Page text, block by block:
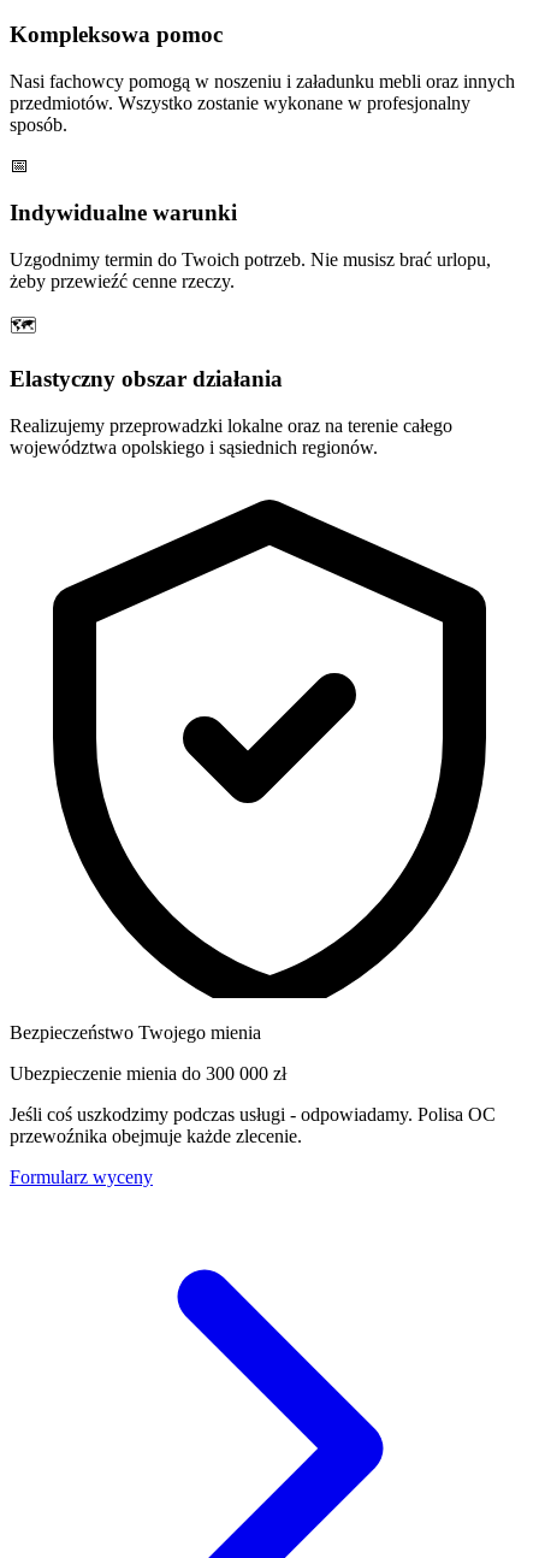
Kompleksowa pomoc
Nasi fachowcy pomogą w noszeniu i załadunku mebli oraz innych
przedmiotów. Wszystko zostanie wykonane w profesjonalny
sposób.
📅
Indywidualne warunki
Uzgodnimy termin do Twoich potrzeb. Nie musisz brać urlopu,
żeby przewieźć cenne rzeczy.
🗺
Elastyczny obszar działania
Realizujemy przeprowadzki lokalne oraz na terenie całego
województwa opolskiego i sąsiednich regionów.
Bezpieczeństwo Twojego mienia
Ubezpieczenie mienia do 300 000 zł
Jeśli coś uszkodzimy podczas usługi - odpowiadamy. Polisa OC
przewoźnika obejmuje każde zlecenie.
Formularz wyceny